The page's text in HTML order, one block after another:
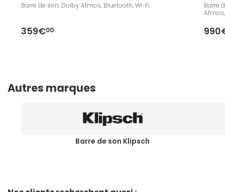
Barre de son, Dolby Atmos, Bluetooth, Wi-Fi
359€00
Barre
Atmos,
Autres marques
Barre de son Klipsch